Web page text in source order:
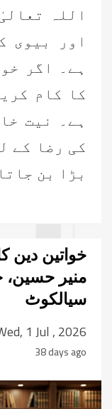
اللہ
اور بیوی
ہے۔ اگر
کا کام
ہے۔ نیت
کی رضا کے
بڑا بن
خواتین دین
منیر حسین،
سیالکوٹ
1 Jul , 2026
38 days ago